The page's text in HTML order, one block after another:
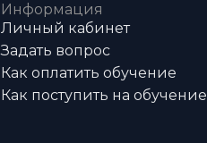
Информация
Личный кабинет
Задать вопрос
Как оплатить обучение
Как поступить на обучение